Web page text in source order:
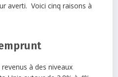
averti. Voici cinq raisons à
à des niveaux